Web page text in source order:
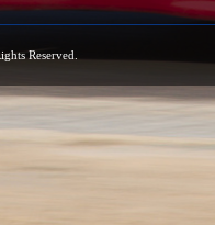
Reserved.